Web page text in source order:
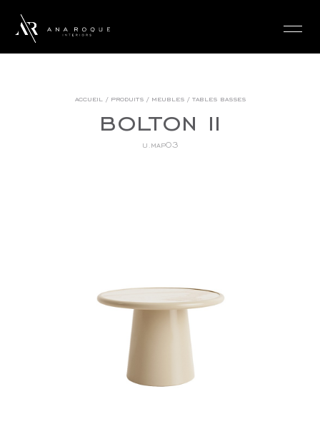
accueil/ produits/ meubles/ tables basses
bolton ii
u.map03